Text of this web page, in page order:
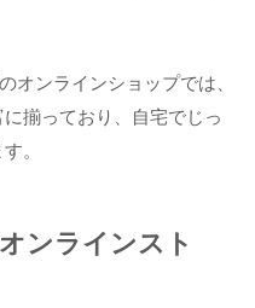
オンラインショップでは、
揃っており、自宅でじっ
。
ンラインスト